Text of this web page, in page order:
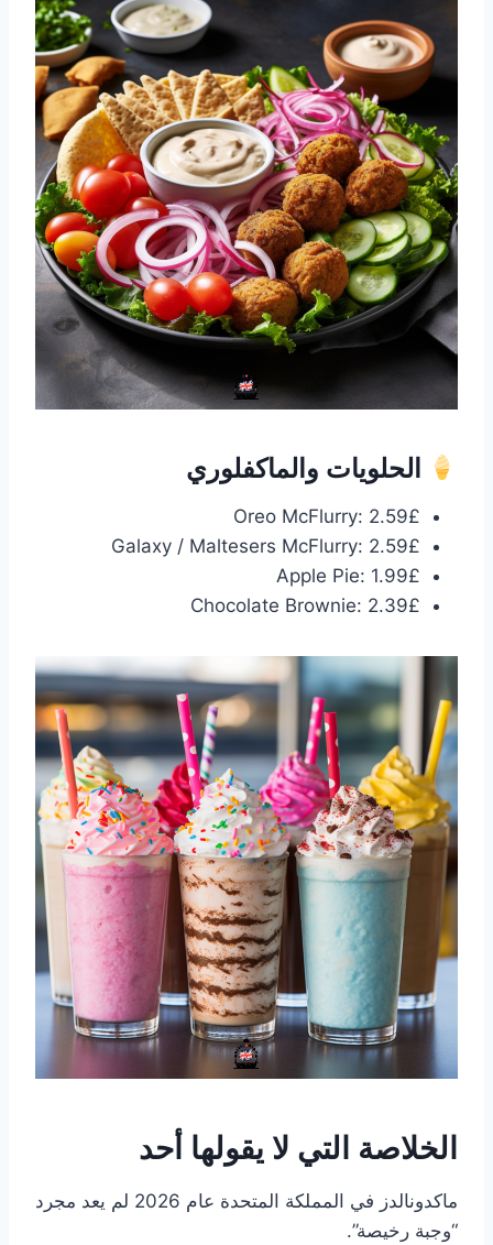
الحلويات والماكفلوري
Oreo McFlurry: 2.59£
Galaxy / Maltesers McFlurry: 2.59£
Apple Pie: 1.99£
Chocolate Brownie: 2.39£
الخلاصة التي لا يقولها أحد
ماكدونالدز في المملكة المتحدة عام 2026 لم يعد مجرد
“وجبة رخيصة”.